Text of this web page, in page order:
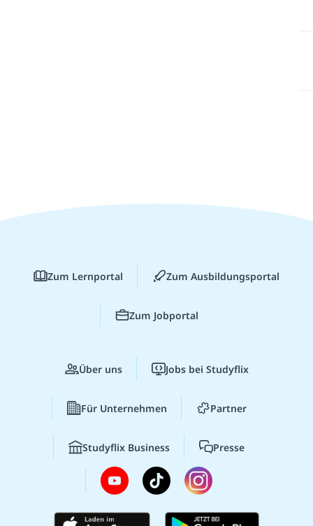
Zum Lernportal Zum Ausbildungsportal
Zum Jobportal
Über uns Jobs bei Studyflix
Für Unternehmen Partner
Studyflix Business Presse